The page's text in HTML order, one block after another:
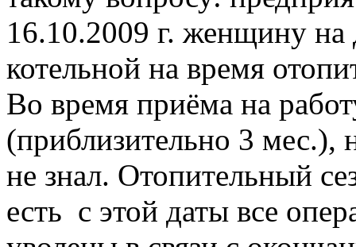
16.10.2009 г. женщину на
котельной на время
Во время приёма на
(приблизительно 3 мес.),
не знал. Отопительный
есть с этой даты все